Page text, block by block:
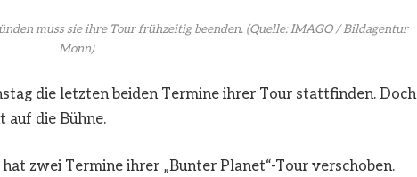
muss sie ihre Tour frühzeitig beenden. (Quelle: IMAGO / Bildagentur
Monn)
die letzten beiden Termine ihrer Tour stattfinden. Doch
auf die Bühne.
zwei Termine ihrer „Bunter Planet“-Tour verschoben.